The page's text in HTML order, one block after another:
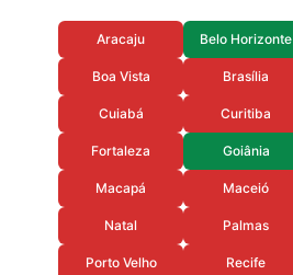
Aracaju Belo Horizonte
Boa Vista Brasília
Cuiabá Curitiba
Fortaleza Goiânia
Macapá Maceió
Natal Palmas
Porto Velho Recife